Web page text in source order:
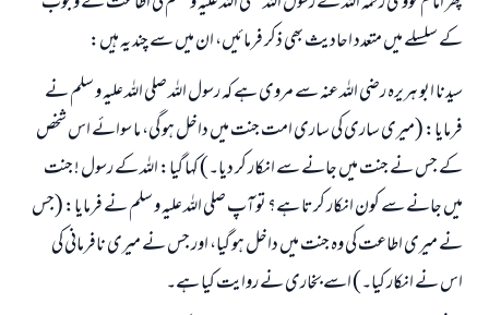
کے سلسلے میں متعدد احادیث بھی ذکر فرمائیں، ان میں سے چند یہ ہیں:
سیدنا ابو ہریرہ رضی اللہ عنہ سے مروی ہے کہ رسول اللہ صلی اللہ علیہ و سلم نے
فرمایا: (میری ساری کی ساری امت جنت میں داخل ہو گی، ما سوائے اس شخص
کے جس نے جنت میں جانے سے انکار کر دیا۔) کہا گیا: اللہ کے رسول ! جنت
میں جانے سے کون انکار کرتا ہے؟ تو آپ صلی اللہ علیہ و سلم نے فرمایا: (جس
نے میری اطاعت کی وہ جنت میں داخل ہو گیا، اور جس نے میری نافرمانی کی
اس نے انکار کیا۔) اسے بخاری نے روایت کیا ہے۔